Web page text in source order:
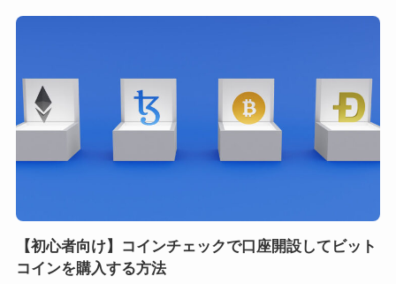
【初心者向け】コインチェックで口座開設してビット
コインを購入する方法